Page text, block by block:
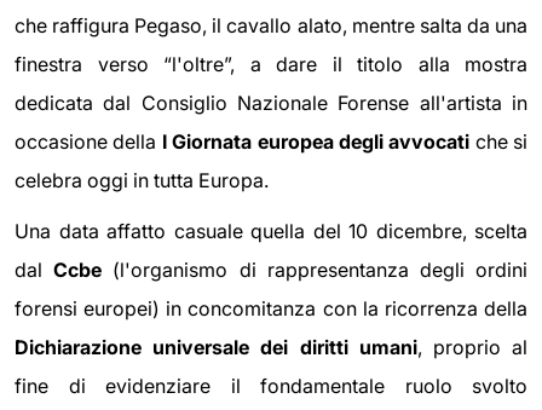
che raffigura Pegaso, il cavallo alato, mentre salta da una
finestra verso “l'oltre”, a dare il titolo alla mostra
dedicata dal Consiglio Nazionale Forense all'artista in
occasione della I Giornata europea degli avvocati che si
celebra oggi in tutta Europa.
Una data affatto casuale quella del 10 dicembre, scelta
dalCcbe (l'organismo di rappresentanza degli ordini
forensi europei) in concomitanza con la ricorrenza della
Dichiarazione universale dei diritti umani, proprio al
fine di evidenziare il fondamentale ruolo svolto